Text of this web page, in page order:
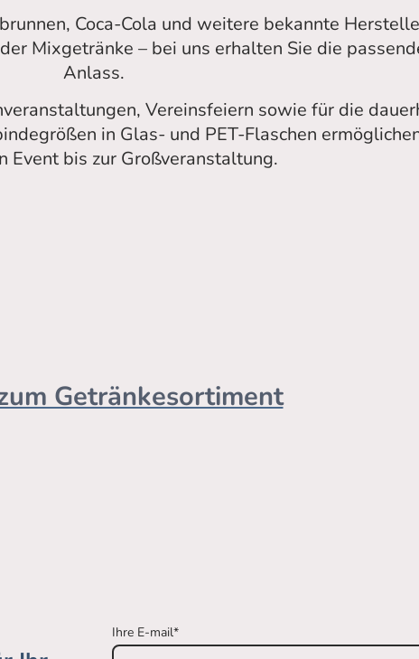
Coca-Cola und weitere bekannte
Mixgetränke – bei uns erhalten Sie die
Anlass.
Vereinsfeiern sowie für die
in Glas- und PET-Flaschen
Event bis zur Großveranstaltung.
Getränkesortiment
Ihre E-mail*